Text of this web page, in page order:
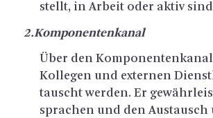
stellt, in Ar­beit oder aktiv
2.Kom­po­nen­ten­ka­nal
Über den
Kol­le­gen und ex­ter­nen
tauscht wer­den. Er
spra­chen und den